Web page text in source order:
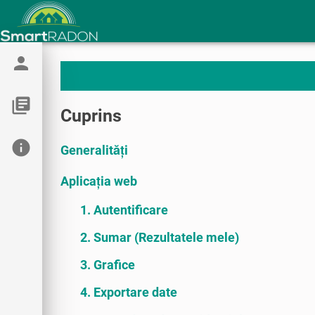
person
library_books
info
Cuprins
Generalități
Aplicația web
1. Autentificare
2. Sumar (Rezultatele mele)
3. Grafice
4. Exportare date